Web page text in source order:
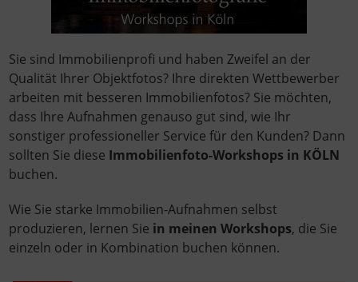
Sie sind Immobilienprofi und haben Zweifel an der
Qualität Ihrer Objektfotos? Ihre direkten Wettbewerber
arbeiten mit besseren Immobilienfotos? Sie möchten,
dass Ihre Aufnahmen genauso gut sind, wie Ihr
sonstiger professioneller Service für den Kunden? Dann
sollten Sie diese Immobilienfoto-Workshops in KÖLN
buchen.
Wie Sie starke Immobilien-Aufnahmen selbst
produzieren, lernen Sie in meinen Workshops, die Sie
einzeln oder in Kombination buchen können.